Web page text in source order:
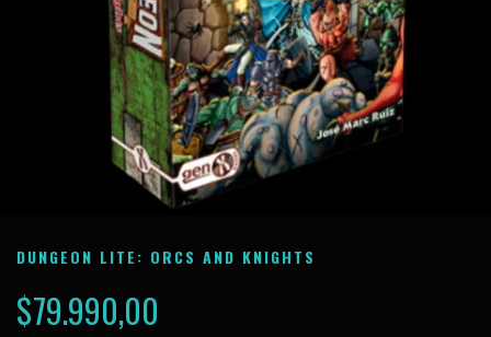
DUNGEON LITE: ORCS AND KNIGHTS
$79.990,00